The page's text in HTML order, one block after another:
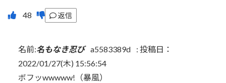
返信
名前:名もなき忍び a5583389d : 投稿日：
2022/01/27(木) 15:56:54
ボフッwwwww!（暴風）